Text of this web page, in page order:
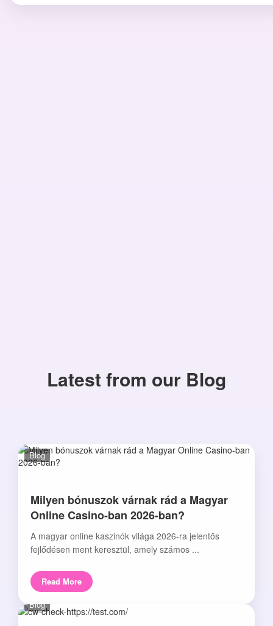
Latest from our Blog
Blog
Milyen bónuszok várnak rád a Magyar
Online Casino-ban 2026-ban?
A magyar online kaszinók világa 2026-ra jelentős
fejlődésen ment keresztül, amely számos ...
Read More
Blog